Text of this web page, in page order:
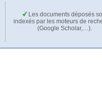
Les documents déposés
indexés par les moteurs de
(Google Scholar,…).